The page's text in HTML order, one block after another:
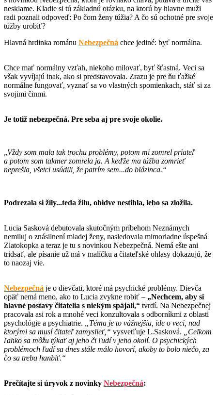
nesklame. Kladie si tú základnú otázku, na ktorú by hlavne muži
radi poznali odpoveď: Po čom ženy túžia? A čo sú ochotné pre svoje
túžby urobiť?
Hlavná hrdinka románu Nebezpečná chce jediné: byť normálna.
Chce mať normálny vzťah, niekoho milovať, byť šťastná. Veci sa
však vyvíjajú inak, ako si predstavovala. Zrazu je pre ňu ťažké
normálne fungovať, vyznať sa vo vlastných spomienkach, stáť si za
svojimi činmi.
Je totiž nebezpečná. Pre seba aj pre svoje okolie.
„Vždy som mala tak trochu problémy, potom mi zomrel priateľ
a potom som takmer zomrela ja. A keďže ma túžba zomrieť
neprešla, všetci usúdili, že patrím sem...do blázinca.“
Podrezala si žily...teda žilu, obidve nestihla, lebo sa zložila.
Lucia Sasková debutovala skutočným príbehom Neznámych
nemiluj o znásilnení mladej ženy, nasledovala mimoriadne úspešná
Zlatokopka a teraz je tu s novinkou Nebezpečná. Nemá ešte ani
tridsať, ale písanie už má v malíčku a čitateľské ohlasy dokazujú, že
to naozaj vie.
Nebezpečná je o dievčati, ktoré má psychické problémy. Dievča
opäť nemá meno, ako to Lucia zvykne robiť – „Nechcem, aby si
hlavné postavy čitatelia s niekým spájali,“ tvrdí. Na Nebezpečnej
pracovala asi rok a mnohé veci konzultovala s odborníkmi z oblasti
psychológie a psychiatrie. „Téma je to vážnejšia, ide o veci, nad
ktorými sa musí čitateľ zamyslieť,“ vysvetľuje L.Sasková. „Celkom
ľahko sa môžu týkať aj jeho či ľudí v jeho okolí. O psychických
problémoch ľudí sa dnes stále málo hovorí, akoby to bolo niečo, za
čo sa treba hanbiť.“
Prečítajte si úryvok z novinky Nebezpečná: